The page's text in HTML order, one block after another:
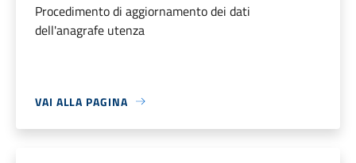
Procedimento di aggiornamento dei dati
dell'anagrafe utenza
VAI ALLA PAGINA